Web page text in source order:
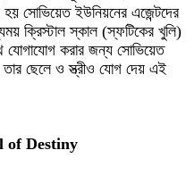
সোভিয়েত ইউনিয়নের এজেন্টদের
ক্রিস্টাল স্কাল (স্ফটিকের খুলি)
যোগাযোগ করার জন্য সোভিয়েত
তার ছেলে ও স্ত্রীও যোগ দেয় এই
of Destiny